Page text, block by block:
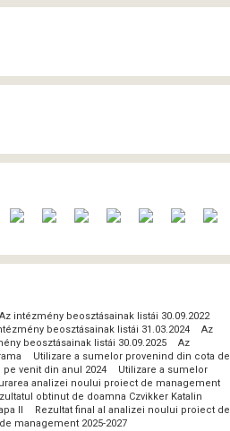
Az intézmény beosztásainak listái 30.09.2022
beosztásainak listái 31.03.2024
Az
beosztásainak listái 30.09.2025
Az
Utilizare a sumelor provenind din cota de
venit din anul 2024
Utilizare a sumelor
analizei noului proiect de management
obtinut de doamna Czvikker Katalin
II
Rezultat final al analizei noului proiect de
management 2025-2027